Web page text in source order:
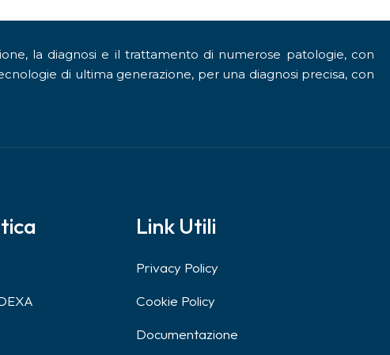
la diagnosi e il trattamento di numerose patologie, con
di ultima generazione, per una diagnosi precisa, con
Link Utili
Privacy Policy
Cookie Policy
Documentazione